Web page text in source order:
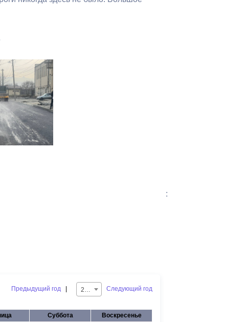
:
Предыдущий год 2025 Следующий год
Суббота Воскресенье